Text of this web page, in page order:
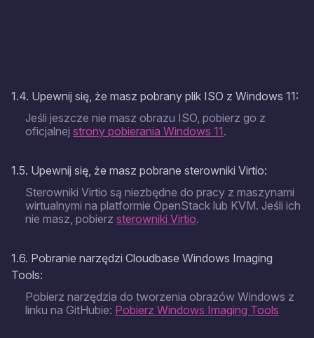
1.4. Upewnij się, że masz pobrany plik ISO z Windows 11:
Jeśli jeszcze nie masz obrazu ISO, pobierz go z
oficjalnej strony pobierania Windows 11.
1.5. Upewnij się, że masz pobrane sterowniki Virtio:
Sterowniki Virtio są niezbędne do pracy z maszynami
wirtualnymi na platformie OpenStack lub KVM. Jeśli ich
nie masz, pobierz sterowniki Virtio.
1.6. Pobranie narzędzi Cloudbase Windows Imaging
Tools:
Pobierz narzędzia do tworzenia obrazów Windows z
linku na GitHubie: Pobierz Windows Imaging Tools